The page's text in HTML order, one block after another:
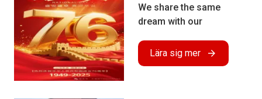
We share the same
dream with our
Lära sig mer